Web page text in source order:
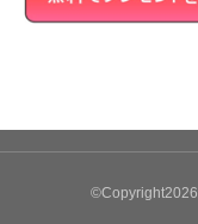
©Copyright2026